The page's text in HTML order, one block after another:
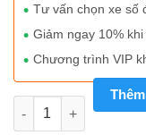
Tư vấn chọn xe số
Giảm ngay 10%
Chương trình VIP
Benda Napoleon